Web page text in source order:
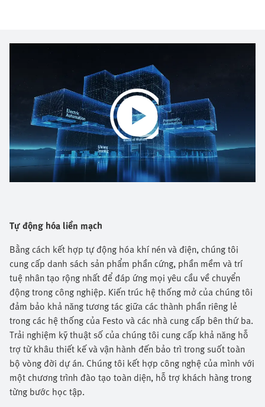
Play
Video
Tự động hóa liền mạch
Bằng cách kết hợp tự động hóa khí nén và điện, chúng tôi
cung cấp danh sách sản phẩm phần cứng, phần mềm và trí
tuệ nhân tạo rộng nhất để đáp ứng mọi yêu cầu về chuyển
động trong công nghiệp. Kiến trúc hệ thống mở của chúng tôi
đảm bảo khả năng tương tác giữa các thành phần riêng lẻ
trong các hệ thống của Festo và các nhà cung cấp bên thứ ba.
Trải nghiệm kỹ thuật số của chúng tôi cung cấp khả năng hỗ
trợ từ khâu thiết kế và vận hành đến bảo trì trong suốt toàn
bộ vòng đời dự án. Chúng tôi kết hợp công nghệ của mình với
một chương trình đào tạo toàn diện, hỗ trợ khách hàng trong
từng bước học tập.​